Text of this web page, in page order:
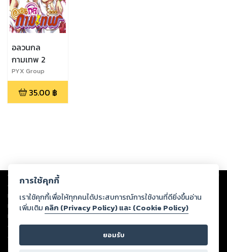
อลวนกล
กามเทพ 2
PYX Group
35.00 ฿
Copyright © 2026
ต่อผลงานหรือเนื้อหาใดที่อัปโหลดผ่านเว็บไซต์และปรากฏว่าละเมิดสิทธิใน
ทรัพย์สินทางปัญญาของบุคคลอื่นหรือขัดต่อกฎหมายและศีลธรรม ดังนั้น ผู้อ่าน
ทุกท่านโปรดใช้วิจารณญาณในการกลั่นกรองด้วยตนเอง และหากท่านพบว่าส่วน
หนึ่งส่วนใดขัดต่อกฎหมายและศีลธรรม กรุณาแจ้งมายังบริษัท เพื่อทีมงานจะได้
ดำเนินการในทันที ทั้งนี้ ทางสตอรี่ล็อกขอสงวนลิขสิทธิ์ตามพระราชบัญญัติ
ลิขสิทธิ์ พ.ศ. 2537 (ฉบับล่าสุด)
การใช้คุกกี้
เราใช้คุกกี้เพื่อให้ทุกคนได้ประสบการณ์การใช้งานที่ดียิ่งขึ้นอ่าน
เพิ่มเติม คลิก (Privacy Policy) และ (Cookie Policy)
ยอมรับ